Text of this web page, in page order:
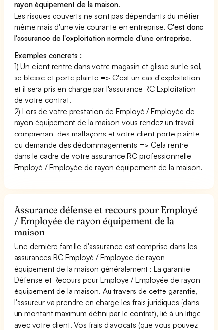
rayon équipement de la maison.
Les risques couverts ne sont pas dépendants du métier
même mais d'une vie courante en entreprise.C'est donc
l'assurance de l'exploitation normale d'une entreprise.
Exemples concrets :
1) Un client rentre dans votre magasin et glisse sur le sol,
se blesse et porte plainte => C'est un cas d'exploitation
et il sera pris en charge par l'assurance RC Exploitation
de votre contrat.
2) Lors de votre prestation de Employé / Employée de
rayon équipement de la maison vous rendez un travail
comprenant des malfaçons et votre client porte plainte
ou demande des dédommagements => Cela rentre
dans le cadre de votre assurance RC professionnelle
Employé / Employée de rayon équipement de la maison.
Assurance défense et recours pour Employé
/ Employée de rayon équipement de la
maison
Une dernière famille d'assurance est comprise dans les
assurances RC Employé / Employée de rayon
équipement de la maison généralement : La garantie
Défense et Recours pour Employé / Employée de rayon
équipement de la maison. Au travers de cette garantie,
l'assureur va prendre en charge les frais juridiques (dans
un montant maximum défini par le contrat), lié à un litige
avec votre client. Vos frais d'avocats (que vous pouvez